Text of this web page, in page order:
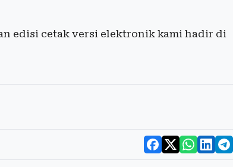
edisi cetak versi elektronik kami hadir di